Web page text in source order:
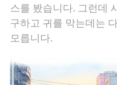
스를 봤습니다. 그런데
구하고 귀를 막는데는
모릅니다.